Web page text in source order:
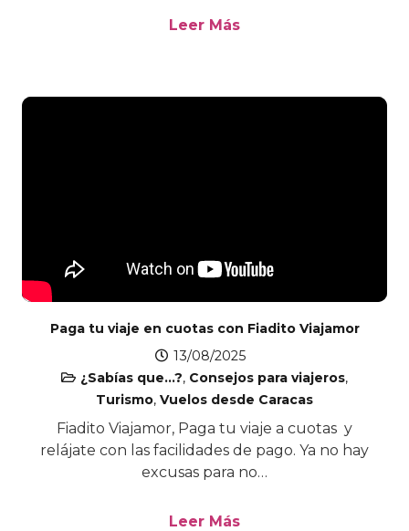
Leer Más
Paga tu viaje en cuotas con Fiadito Viajamor
13/08/2025
¿Sabías que...?, Consejos para viajeros,
Turismo, Vuelos desde Caracas
Fiadito Viajamor, Paga tu viaje a cuotas y
relájate con las facilidades de pago. Ya no hay
excusas para no…
Leer Más